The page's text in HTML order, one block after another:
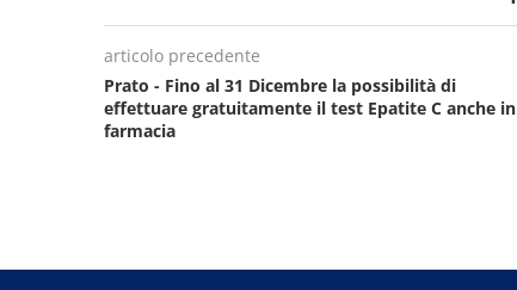
articolo precedente
Prato - Fino al 31 Dicembre la possibilità di
effettuare gratuitamente il test Epatite C anche in
farmacia